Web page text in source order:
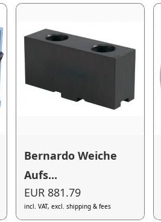
Bernardo Weiche
Aufs...
EUR 881.79
incl. VAT, excl. shipping & fees